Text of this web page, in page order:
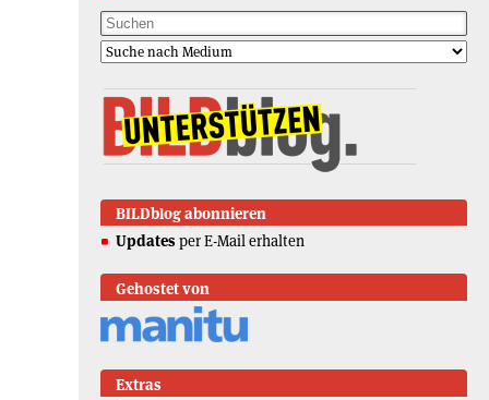
BILDblog abonnieren
Updates per E-Mail erhalten
Gehostet von
Extras